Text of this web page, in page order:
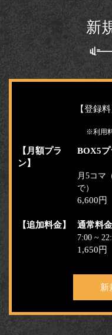
新
【登録
※利用
【月額プラ
ン】
BOX5プ
月5コマ
で）
6,600円
【追加料金】 通常料
7:00 ~
1,650円
新